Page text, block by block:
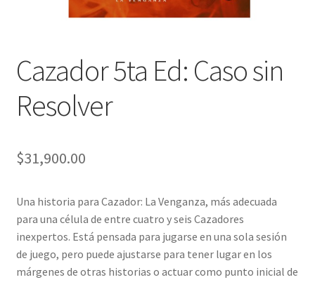
Cazador 5ta Ed: Caso sin
Resolver
$31,900.00
Una historia para Cazador: La Venganza, más adecuada
para una célula de entre cuatro y seis Cazadores
inexpertos. Está pensada para jugarse en una sola sesión
de juego, pero puede ajustarse para tener lugar en los
márgenes de otras historias o actuar como punto inicial de